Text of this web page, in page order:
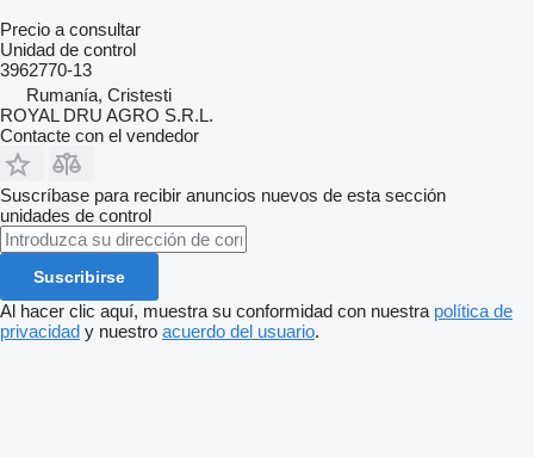
Precio a consultar
Unidad de control
3962770-13
Rumanía, Cristesti
ROYAL DRU AGRO S.R.L.
Contacte con el vendedor
Suscríbase para recibir anuncios nuevos de esta sección
unidades de control
Suscribirse
Al hacer clic aquí, muestra su conformidad con nuestra política de
privacidad y nuestro acuerdo del usuario.